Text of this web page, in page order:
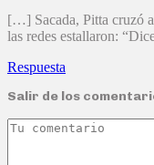
[…] Sacada, Pitta cruzó
las redes estallaron:
Respuesta
Salir de los